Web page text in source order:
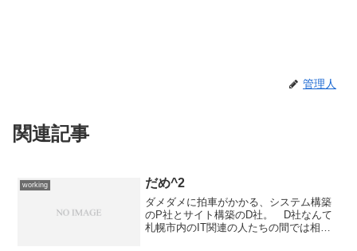
管理人
関連記事
working だめ^2
ダメダメに拍車がかかる、システム構築
のP社とサイト構築のD社。 D社なんて
札幌市内のIT関連の人たちの間では相当